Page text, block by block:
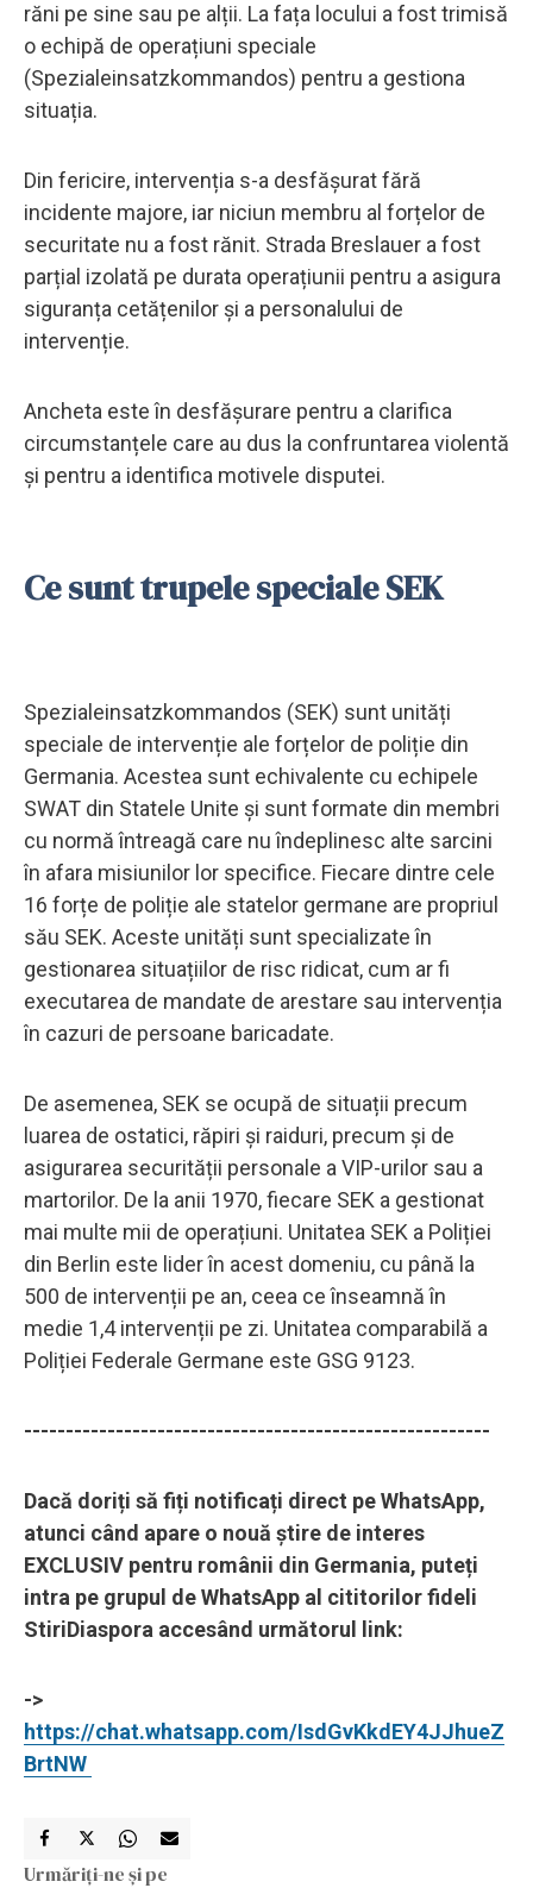
răni pe sine sau pe alții. La fața locului a fost trimisă
o echipă de operațiuni speciale
(Spezialeinsatzkommandos) pentru a gestiona
situația.
Din fericire, intervenția s-a desfășurat fără
incidente majore, iar niciun membru al forțelor de
securitate nu a fost rănit. Strada Breslauer a fost
parțial izolată pe durata operațiunii pentru a asigura
siguranța cetățenilor și a personalului de
intervenție.
Ancheta este în desfășurare pentru a clarifica
circumstanțele care au dus la confruntarea violentă
și pentru a identifica motivele disputei.
Ce sunt trupele speciale SEK
Spezialeinsatzkommandos (SEK) sunt unități
speciale de intervenție ale forțelor de poliție din
Germania. Acestea sunt echivalente cu echipele
SWAT din Statele Unite și sunt formate din membri
cu normă întreagă care nu îndeplinesc alte sarcini
în afara misiunilor lor specifice. Fiecare dintre cele
16 forțe de poliție ale statelor germane are propriul
său SEK. Aceste unități sunt specializate în
gestionarea situațiilor de risc ridicat, cum ar fi
executarea de mandate de arestare sau intervenția
în cazuri de persoane baricadate.
De asemenea, SEK se ocupă de situații precum
luarea de ostatici, răpiri și raiduri, precum și de
asigurarea securității personale a VIP-urilor sau a
martorilor. De la anii 1970, fiecare SEK a gestionat
mai multe mii de operațiuni. Unitatea SEK a Poliției
din Berlin este lider în acest domeniu, cu până la
500 de intervenții pe an, ceea ce înseamnă în
medie 1,4 intervenții pe zi. Unitatea comparabilă a
Poliției Federale Germane este GSG 9123.
--------------------------------------------------------
Dacă doriți să fiți notificați direct pe WhatsApp,
atunci când apare o nouă știre de interes
EXCLUSIV pentru românii din Germania, puteți
intra pe grupul de WhatsApp al cititorilor fideli
StiriDiaspora accesând următorul link:
->
https://chat.whatsapp.com/IsdGvKkdEY4JJhueZ
BrtNW
Urmăriți-ne și pe